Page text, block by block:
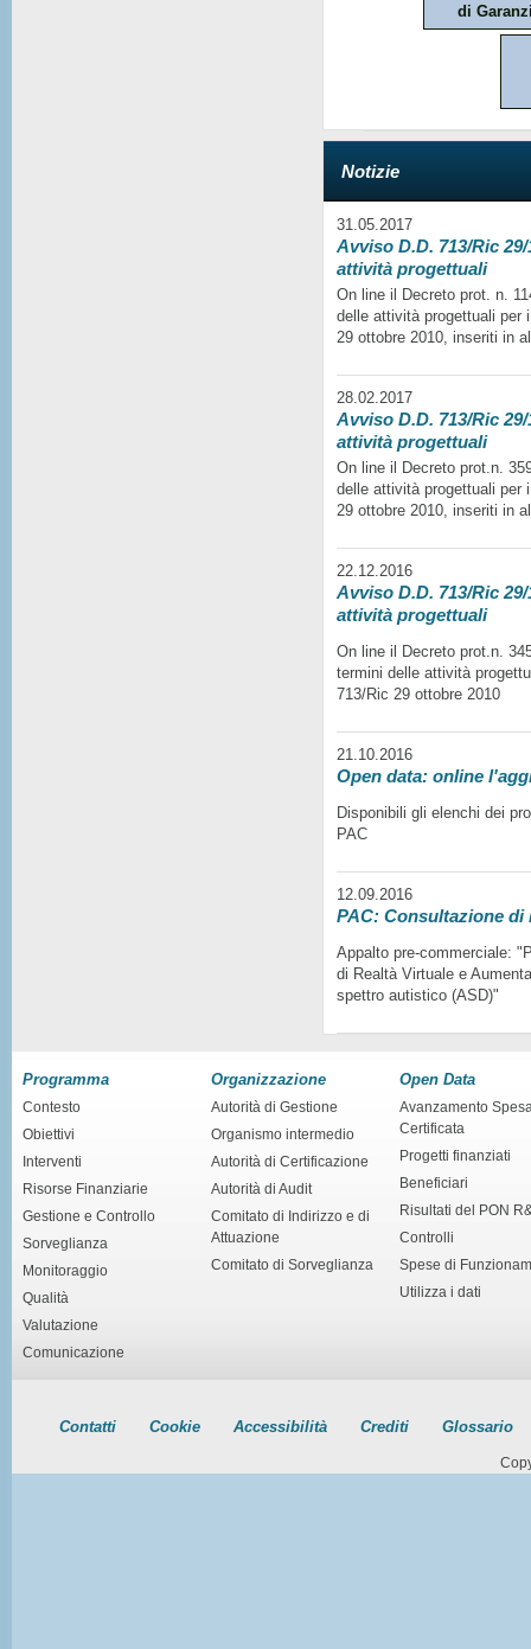
di
Notizie
31.05.2017
Avviso D.D. 713/Ric
attività progettuali
On line il Decreto prot. n.
delle attività progettuali per
29 ottobre 2010, inseriti in
28.02.2017
Avviso D.D. 713/Ric
attività progettuali
On line il Decreto prot.n.
delle attività progettuali per
29 ottobre 2010, inseriti in
22.12.2016
Avviso D.D. 713/Ric
attività progettuali
On line il Decreto prot.n.
termini delle attività
713/Ric 29 ottobre 2010
21.10.2016
Open data: online
Disponibili gli elenchi dei
PAC
12.09.2016
PAC: Consultazione di
Appalto pre-commerciale:
di Realtà Virtuale e
spettro autistico (ASD)"
Programma
Contesto
Obiettivi
Interventi
Risorse Finanziarie
Gestione e Controllo
Sorveglianza
Monitoraggio
Qualità
Valutazione
Comunicazione
Organizzazione
Autorità di Gestione
Organismo intermedio
Autorità di Certificazione
Autorità di Audit
Comitato di Indirizzo e di
Attuazione
Comitato di Sorveglianza
Open Data
Avanzamento
Certificata
Progetti finanziati
Beneficiari
Risultati del PON
Controlli
Spese di
Utilizza i dati
Contatti Cookie Accessibilità Crediti Glossario